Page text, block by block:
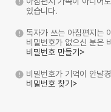
있습니다.
독자가 쓰는 아침편지는
비밀번호가 없으신 분은
비밀번호 만들기>
비밀번호가 기억이 안날
비밀번호 찾기>